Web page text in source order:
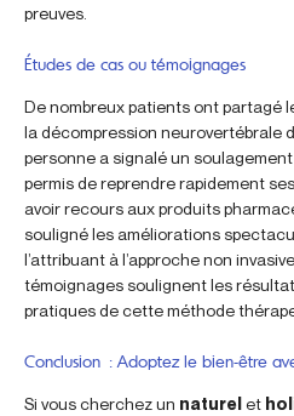
preuves.
Études de cas ou témoignages
De nombreux patients ont partagé
la décompression neurovertébrale
personne a signalé un
permis de reprendre rapidement
avoir recours aux produits
souligné les améliorations
l’attribuant à l’approche non
témoignages soulignent les
pratiques de cette méthode
Conclusion : Adoptez le bien-être
Si vous cherchez un naturelet